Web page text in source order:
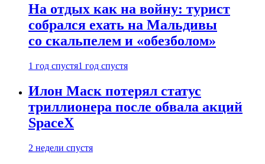
На отдых как на войну: турист
собрался ехать на Мальдивы
со скальпелем и «обезболом»
1 год спустя1 год спустя
Илон Маск потерял статус
триллионера после обвала акций
SpaceX
2 недели спустя